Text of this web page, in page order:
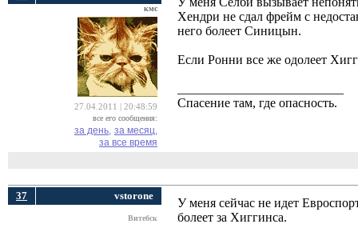
кмс
27.04.2011 | 20:48:59
все его сообщения:
за день, за месяц,
за все время
Хендри не сдал фрейм с
него болеет Синицын.
Если Ронни все же одолеет
Спасение там, где опасность.
37 vstorone
Витебск
У меня сейчас не идет
болеет за Хиггинса.